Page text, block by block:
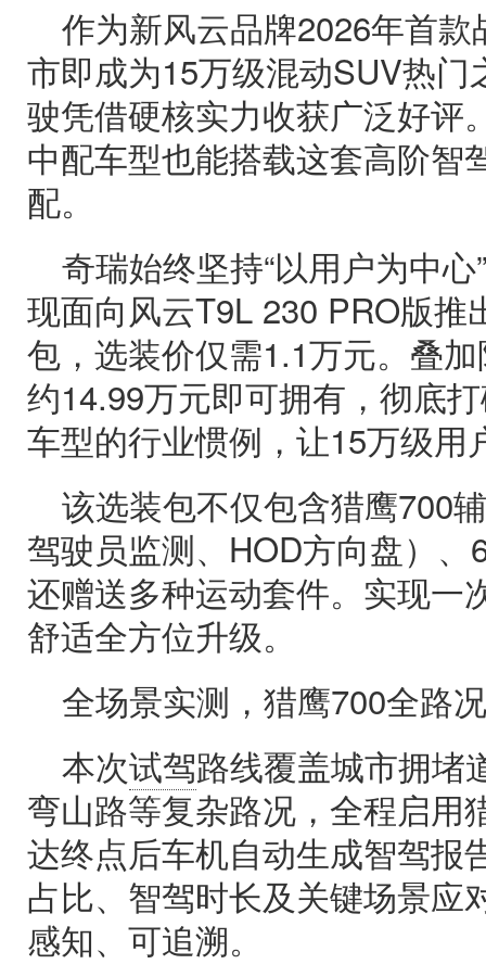
作为新风云品牌2026年首
市即成为15万级混动SUV热
驶凭借硬核实力收获广泛好评
中配车型也能搭载这套高阶智
配。
奇瑞始终坚持“以用户为中
现面向风云T9L 230 PRO版推
包，选装价仅需1.1万元。叠
约14.99万元即可拥有，彻底
车型的行业惯例，让15万级用
该选装包不仅包含猎鹰700
驾驶员监测、HOD方向盘）
还赠送多种运动套件。实现一
舒适全方位升级。
全场景实测，猎鹰700全路
本次试驾路线覆盖城市拥堵
弯山路等复杂路况，全程启用
达终点后车机自动生成智驾报
占比、智驾时长及关键场景应
感知、可追溯。